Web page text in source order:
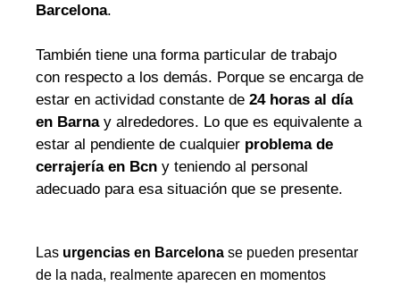
Barcelona.
También tiene una forma particular de trabajo
con respecto a los demás. Porque se encarga de
estar en actividad constante de 24 horas al día
en Barnay alrededores. Lo que es equivalente a
estar al pendiente de cualquier problema de
cerrajería en Bcn y teniendo al personal
adecuado para esa situación que se presente.
Las urgencias en Barcelona se pueden presentar
de la nada, realmente aparecen en momentos